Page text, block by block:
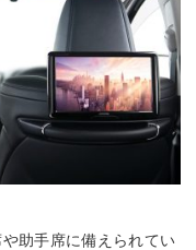
助手席に備えられてい